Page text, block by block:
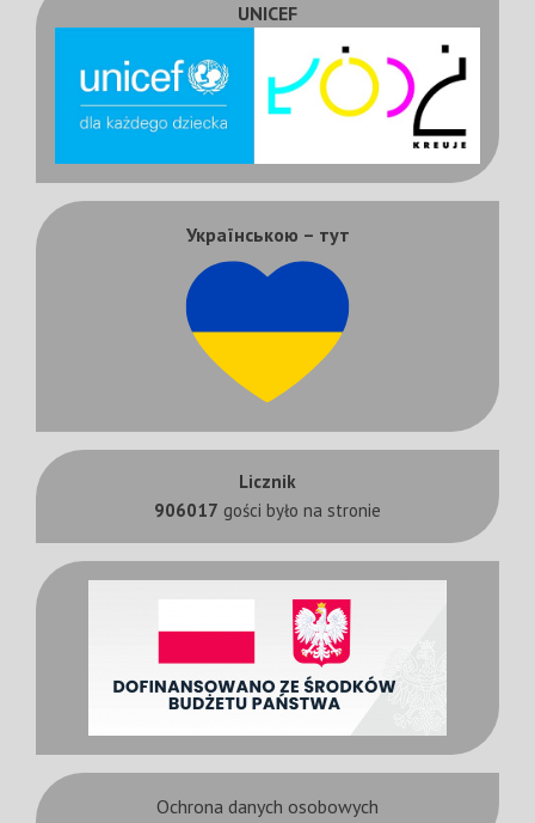
UNICEF
Українською – тут
Licznik
906017 gości było na stronie
Ochrona danych osobowych